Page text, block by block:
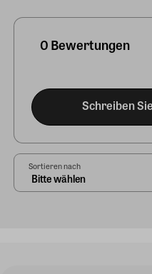
0 Bewertungen
Schreiben
Sortieren nach